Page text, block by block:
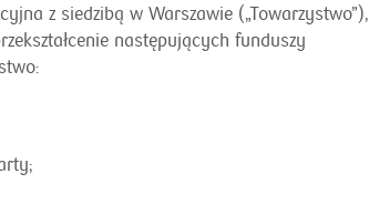
z siedzibą w Warszawie („Towarzystwo”),
następujących funduszy